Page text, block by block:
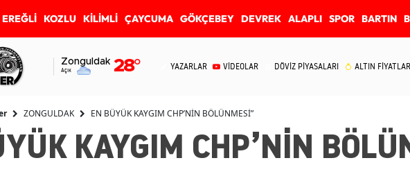
KOZLU KİLİMLİ ÇAYCUMA GÖKÇEBEY DEVREK ALAPLI SPOR BARTIN
Zonguldak
Açık 28° YAZARLAR VİDEOLAR DÖVİZ PİYASALARI ALTIN
ZONGULDAK EN BÜYÜK KAYGIM CHP’NİN BÖLÜNMESİ”
KAYGIM CHP’NİN